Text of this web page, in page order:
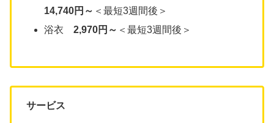
14,740円～ ＜最短3週間後＞
浴衣2,970円～ ＜最短3週間後＞
サービス